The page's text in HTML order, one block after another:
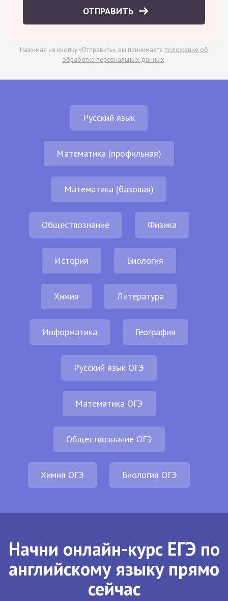
ОТПРАВИТЬ
Нажимая на кнопку «Отправить», вы принимаете положение об
обработке персональных данных.
Русский язык
Математика (профильная)
Математика (базовая)
Обществознание Физика
История Биология
Химия Литература
Информатика География
Русский язык ОГЭ
Математика ОГЭ
Обществознание ОГЭ
Химия ОГЭ Биология ОГЭ
Начни онлайн-курс ЕГЭ по
английскому языку прямо
сейчас